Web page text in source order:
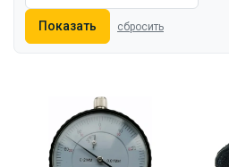
Показать сбросить